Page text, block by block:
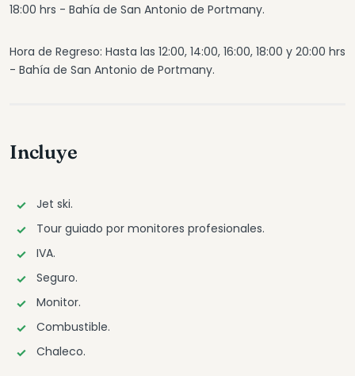
18:00 hrs - Bahía de San Antonio de Portmany.
Hora de Regreso: Hasta las 12:00, 14:00, 16:00, 18:00 y 20:00 hrs
- Bahía de San Antonio de Portmany.
Incluye
Jet ski.
Tour guiado por monitores profesionales.
IVA.
Seguro.
Monitor.
Combustible.
Chaleco.